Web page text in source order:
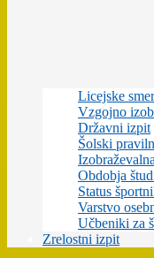
Licejske
Vzgojno
Državni izpit
Šolski
Obdobja
Status
Varstvo
Učbeniki za
Zrelostni izpit